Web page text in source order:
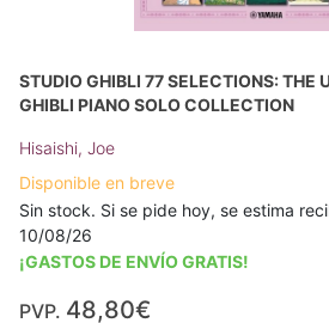
STUDIO GHIBLI 77 SELECTIONS: THE
GHIBLI PIANO SOLO COLLECTION
Hisaishi, Joe
Disponible en breve
Sin stock. Si se pide hoy, se estima
10/08/26
¡GASTOS DE ENVÍO GRATIS!
PVP. 48,80€